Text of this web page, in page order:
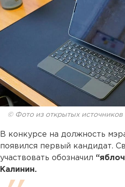
© Фото из открытых источников
В конкурсе на должность
появился первый кандидат.
участвовать обозначил
Калинин.